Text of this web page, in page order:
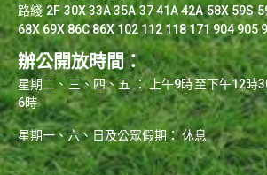
路綫 2F 30X 33A 35A 37 41A 42A 58X 59S
68X 69X 86C 86X 102 112 118 171 904 905
辦公開放時間：
星期二、三、四、五 ： 上午9時至下午12時
6時
星期一、六、日及公眾假期： 休息
0